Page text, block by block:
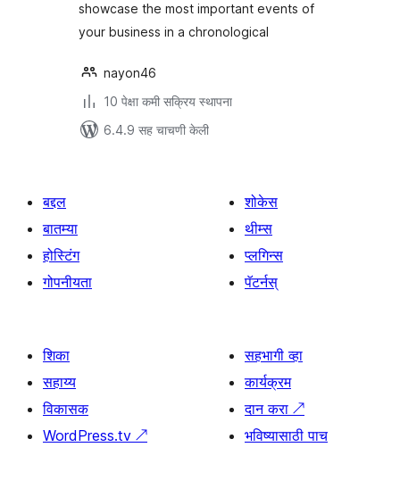
showcase the most important events of
your business in a chronological
nayon46
10 पेक्षा कमी सक्रिय स्थापना
6.4.9 सह चाचणी केली
बद्दल
बातम्या
होस्टिंग
गोपनीयता
शोकेस
थीम्स
प्लगिन्स
पॅटर्नस्
शिका
सहाय्य
विकासक
WordPress.tv ↗
सहभागी व्हा
कार्यक्रम
दान करा ↗
भविष्यासाठी पाच